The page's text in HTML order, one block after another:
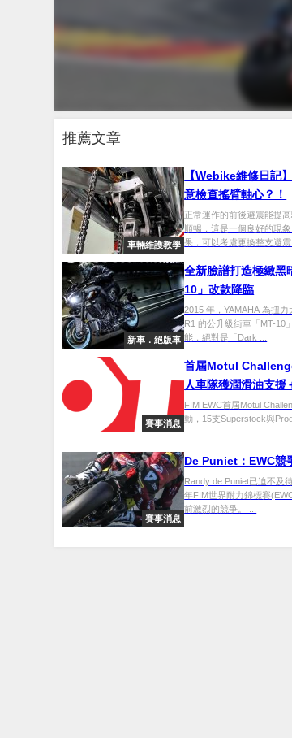
推薦文章
車輛維護教學
【Webike維修日記
意檢查搖臂軸心？！
正常運作的前後避震能提
順暢，這是一個良好的現
果，可以考慮更換整支避
新車．絕版車
全新臉譜打造極緻黑
10」改款降臨
2015 年，YAMAHA 為扭
R1 的公升級街車「MT-10
能，絕對是「Dark ...
賽事消息
首屆Motul
人車隊獲潤滑油支援
新計畫
FIM EWC首屆Motul
動，15支Superstock與
賽事消息
De Puniet：EWC競
Randy de Puniet已迫不及
年FIM世界耐力錦標賽
前激烈的競爭。 ...